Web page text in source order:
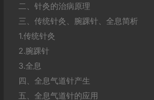
二、针灸的治病原理
三、传统针灸、腕踝针、全息简析
1.传统针灸
2.腕踝针
3.全息
四、全息气道针产生
五、全息气道针的应用